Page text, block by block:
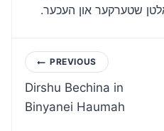
שטערקער און העכער
Post
navigation
PREVIOUS
Dirshu Bechina in
Binyanei Haumah